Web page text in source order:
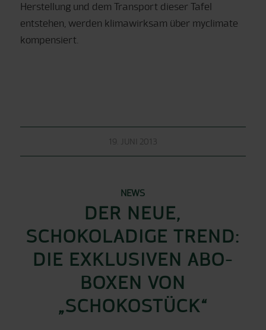
Herstellung und dem Transport dieser Tafel
entstehen, werden klimawirksam über myclimate
kompensiert.
19. JUNI 2013
NEWS
DER NEUE,
SCHOKOLADIGE TREND:
DIE EXKLUSIVEN ABO-
BOXEN VON
„SCHOKOSTÜCK“